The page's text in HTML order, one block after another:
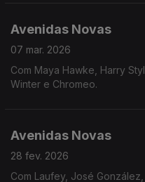
Avenidas Novas
07 mar. 2026
Com Maya Hawke, Harry
Winter e Chromeo.
Avenidas Novas
28 fev. 2026
Com Laufey, José